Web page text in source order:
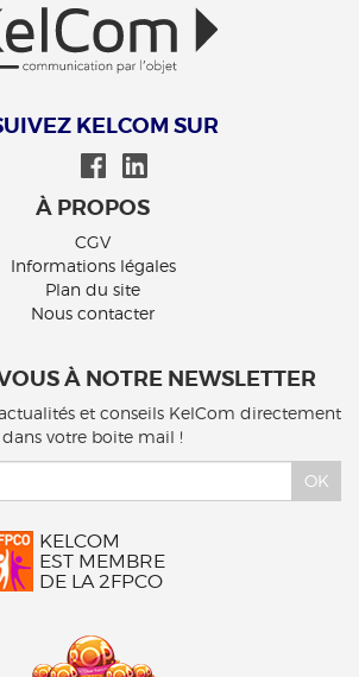
KELCOM SUR
À PROPOS
CGV
Informations légales
Plan du site
Nous contacter
À NOTRE NEWSLETTER
et conseils KelCom directement
dans votre boite mail !
OK
KELCOM
EST MEMBRE
DE LA 2FPCO